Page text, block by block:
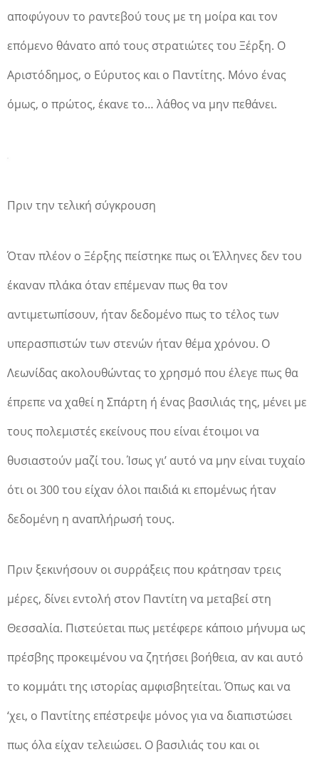
αποφύγουν το ραντεβού τους με τη μοίρα και τον
επόμενο θάνατο από τους στρατιώτες του Ξέρξη. Ο
Αριστόδημος, ο Εύρυτος και ο Παντίτης. Μόνο ένας
όμως, ο πρώτος, έκανε το… λάθος να μην πεθάνει.
Πριν την τελική σύγκρουση
Όταν πλέον ο Ξέρξης πείστηκε πως οι Έλληνες δεν του
έκαναν πλάκα όταν επέμεναν πως θα τον
αντιμετωπίσουν, ήταν δεδομένο πως το τέλος των
υπερασπιστών των στενών ήταν θέμα χρόνου. Ο
Λεωνίδας ακολουθώντας το χρησμό που έλεγε πως θα
έπρεπε να χαθεί η Σπάρτη ή ένας βασιλιάς της, μένει με
τους πολεμιστές εκείνους που είναι έτοιμοι να
θυσιαστούν μαζί του. Ίσως γι’ αυτό να μην είναι τυχαίο
ότι οι 300 του είχαν όλοι παιδιά κι επομένως ήταν
δεδομένη η αναπλήρωσή τους.
Πριν ξεκινήσουν οι συρράξεις που κράτησαν τρεις
μέρες, δίνει εντολή στον Παντίτη να μεταβεί στη
Θεσσαλία. Πιστεύεται πως μετέφερε κάποιο μήνυμα ως
πρέσβης προκειμένου να ζητήσει βοήθεια, αν και αυτό
το κομμάτι της ιστορίας αμφισβητείται. Όπως και να
‘χει, ο Παντίτης επέστρεψε μόνος για να διαπιστώσει
πως όλα είχαν τελειώσει. Ο βασιλιάς του και οι